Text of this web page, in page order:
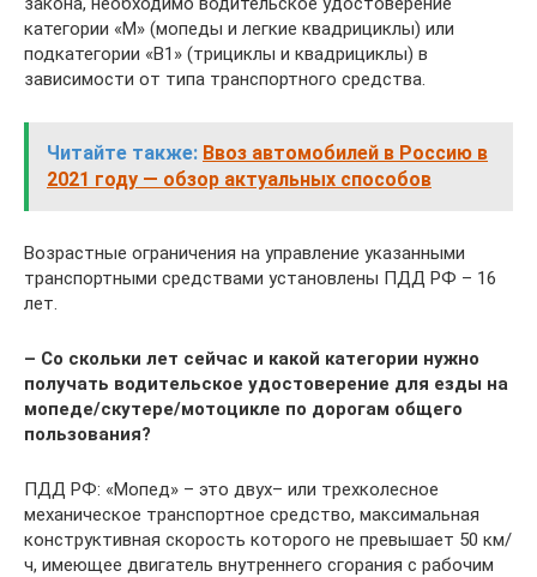
категории «М» (мопеды и легкие квадрициклы) или
подкатегории «В1» (трициклы и квадрициклы) в
зависимости от типа транспортного средства.
Читайте также: Ввоз автомобилей в Россию в
2021 году — обзор актуальных способов
Возрастные ограничения на управление указанными
транспортными средствами установлены ПДД РФ – 16
лет.
– Со скольки лет сейчас и какой категории нужно
получать водительское удостоверение для езды на
мопеде/скутере/мотоцикле по дорогам общего
пользования?
ПДД РФ: «Мопед» – это двух– или трехколесное
механическое транспортное средство, максимальная
конструктивная скорость которого не превышает 50 км/
ч, имеющее двигатель внутреннего сгорания с рабочим